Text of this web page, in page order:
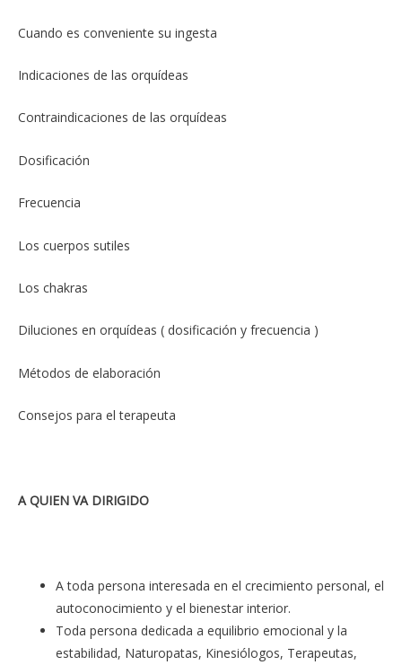
Cuando es conveniente su ingesta
Indicaciones de las orquídeas
Contraindicaciones de las orquídeas
Dosificación
Frecuencia
Los cuerpos sutiles
Los chakras
Diluciones en orquídeas ( dosificación y frecuencia )
Métodos de elaboración
Consejos para el terapeuta
A QUIEN VA DIRIGIDO
A toda persona interesada en el crecimiento personal, el
autoconocimiento y el bienestar interior.
Toda persona dedicada a equilibrio emocional y la
estabilidad, Naturopatas, Kinesiólogos, Terapeutas,